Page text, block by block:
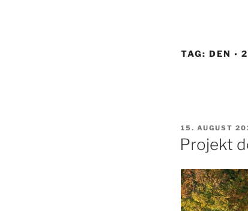
TAG: DEN ◦
UDGIVET
DEN
15. AUGUST
Projekt